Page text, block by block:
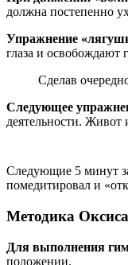
должна постепенно
Упражнение
глаза и освобождают
Сделав
Следующее
деятельности. Живот
Следующие 5 минут
помедитировал и
Методика
Для выполнения
положении.